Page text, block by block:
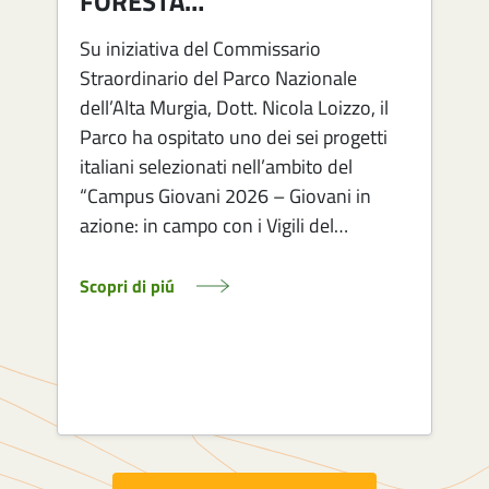
Su iniziativa del Commissario
Straordinario del Parco Nazionale
dell’Alta Murgia, Dott. Nicola Loizzo, il
Parco ha ospitato uno dei sei progetti
italiani selezionati nell’ambito del
“Campus Giovani 2026 – Giovani in
azione: in campo con i Vigili del…
Scopri di piú